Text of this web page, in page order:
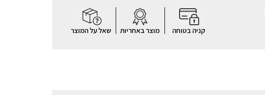
קניה בטוחה מוצר באחריות שאל על המוצר